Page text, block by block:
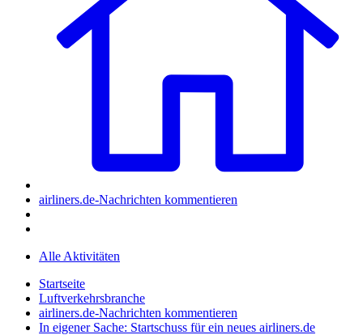
airliners.de-Nachrichten kommentieren
Alle Aktivitäten
Startseite
Luftverkehrsbranche
airliners.de-Nachrichten kommentieren
In eigener Sache: Startschuss für ein neues airliners.de